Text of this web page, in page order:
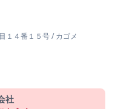
１４番１５号/カゴメ
社